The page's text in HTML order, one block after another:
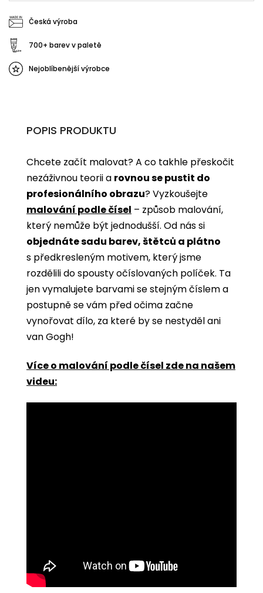
Česká výroba
700+ barev v paletě
Nejoblíbenější výrobce
POPIS PRODUKTU
Chcete začít malovat? A co takhle přeskočit
nezáživnou teorii a rovnou se pustit do
profesionálního obrazu? Vyzkoušejte
malování podle čísel ­­– způsob malování,
který nemůže být jednodušší. Od nás si
objednáte sadu barev, štětců a plátno
s předkresleným motivem, který jsme
rozdělili do spousty očíslovaných políček. Ta
jen vymalujete barvami se stejným číslem a
postupně se vám před očima začne
vynořovat dílo, za které by se nestyděl ani
van Gogh!
Více o malování podle čísel zde na našem
videu: